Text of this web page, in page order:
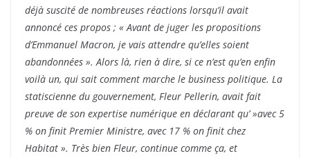
déjà suscité de nombreuses réactions lorsqu’il avait
annoncé ces propos ; « Avant de juger les propositions
d’Emmanuel Macron, je vais attendre qu’elles soient
abandonnées ». Alors là, rien à dire, si ce n’est qu’en enfin
voilà un, qui sait comment marche le business politique. La
statiscienne du gouvernement, Fleur Pellerin, avait fait
preuve de son expertise numérique en déclarant qu’ »avec 5
% on finit Premier Ministre, avec 17 % on finit chez
Habitat ». Très bien Fleur, continue comme ça, et